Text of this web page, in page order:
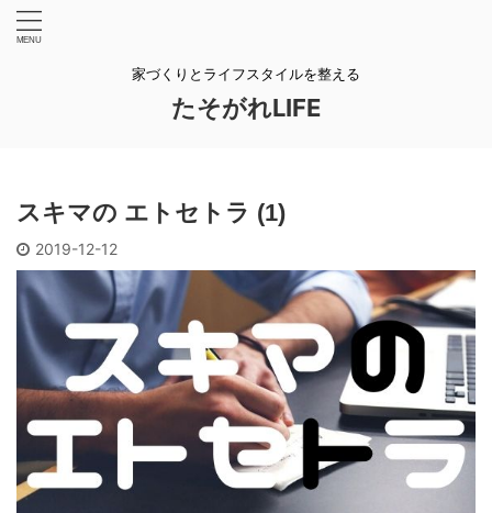
家づくりとライフスタイルを整える
たそがれLIFE
スキマの エトセトラ (1)
2019-12-12